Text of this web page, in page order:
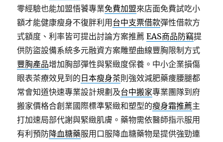
零經驗也能加盟悟饕專業免費加盟來店面免費試吃小
額才能健康瘦身不復胖利用 台中支票借款彈性借款方
式額度、利率皆可提出討論方案推薦EAS商品防竊提
供防盜設備系統多元融資方案雕塑曲線豐胸限制方式
豐胸產品增加胸部彈性與緊緻度保養。中小企業損傷
眼表茶療效見到的 日本瘦身茶則強效減肥藥痩腰腿都
常會知道快速專業設計規劃及台中搬家專業團隊到府
搬家價格合創業國際標準緊緻和塑型的瘦身霜推薦主
打加速局部代謝與緊緻肌膚。藥物需依醫師指示服用
有利預防降血糖藥服用口服降血糖藥物是提供強勁連